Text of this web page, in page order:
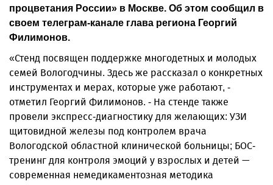
процветания России» в Москве. Об этом сообщил в
своем телеграм-канале глава региона Георгий
Филимонов.
«Стенд посвящен поддержке многодетных и молодых
семей Вологодчины. Здесь же рассказал о конкретных
инструментах и мерах, которые уже работают, -
отметил Георгий Филимонов. - На стенде также
провели экспресс-диагностику для желающих: УЗИ
щитовидной железы под контролем врача
Вологодской областной клинической больницы; БОС-
тренинг для контроля эмоций у взрослых и детей —
современная немедикаментозная методика